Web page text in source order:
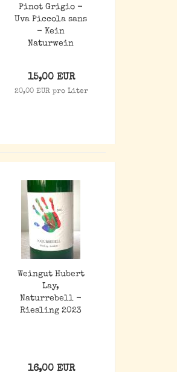
Pinot Grigio -
Uva Piccola sans
- Kein
Naturwein
15,00 EUR
20,00 EUR pro Liter
Weingut Hubert
Lay,
Naturrebell -
Riesling 2023
16,00 EUR